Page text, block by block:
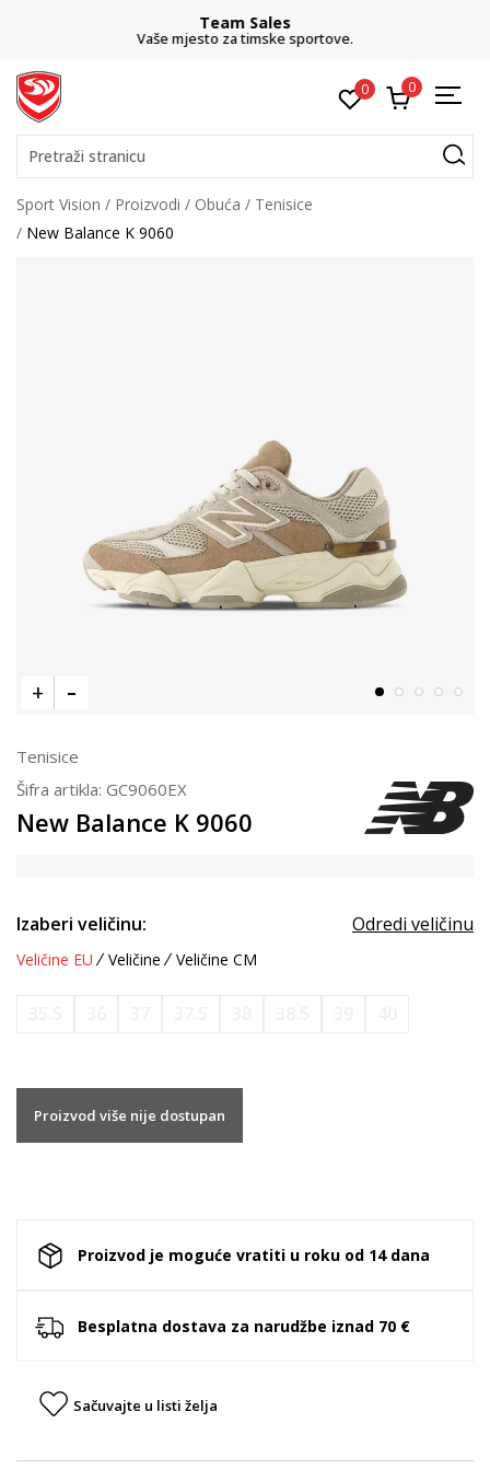
Team Sales
Vaše mjesto za timske sportove.
0 0
Pretraži stranicu
Sport Vision Proizvodi Obuća
Tenisice
New Balance K 9060
Tenisice
Šifra artikla: GC9060EX
New Balance K 9060
Izaberi veličinu: Odredi veličinu
Veličine EU Veličine Veličine CM
Proizvod više nije dostupan
Proizvod je moguće vratiti u roku od 14 dana
Besplatna dostava za narudžbe iznad 70 €
Sačuvajte u listi želja